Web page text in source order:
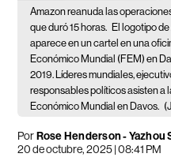
Amazon reanuda las
que duró 15 horas. El logotipo
aparece en un cartel en una
Económico Mundial (FEM) en
2019. Líderes mundiales,
responsables políticos asisten a
Económico Mundial en Davos.
PorRose Henderson - Yazhou
20 de octubre, 2025 | 08:41 PM